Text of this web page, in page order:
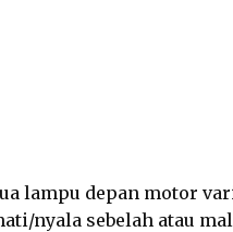
lampu depan motor
nyala sebelah atau